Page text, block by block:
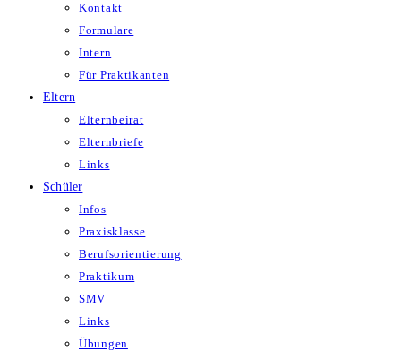
Kontakt
Formulare
Intern
Für Praktikanten
Eltern
Elternbeirat
Elternbriefe
Links
Schüler
Infos
Praxisklasse
Berufsorientierung
Praktikum
SMV
Links
Übungen